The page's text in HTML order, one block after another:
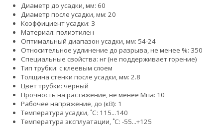
Диаметр до усадки, мм: 60
Диаметр после усадки, мм: 20
Коэффициент усадки: 3
Материал: полиэтилен
Оптимальный диапазон усадки, мм: 54-24
Относительное удлинение до разрыва, не менее %: 350
Специальные свойства: нг (не поддерживает горение)
Тип трубки: с клеевым слоем
Толщина стенки после усадки, мм: 2.8
Цвет трубки: черный
Прочность на растяжение, не менее Мпа: 10
Рабочее напряжение, до (кВ): 1
Температура усадки, ˚С: 115...140
Температура эксплуатации, ˚С: -55...+125